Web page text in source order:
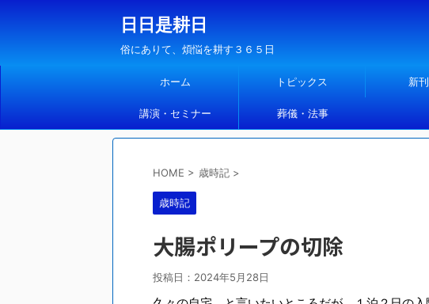
日日是耕日
俗にありて、煩悩を耕す３６５日
ホーム トピックス 新
講演・セミナー 葬儀・法事
HOME > 歳時記 >
歳時記
大腸ポリープの切除
投稿日： 2024年5月28日